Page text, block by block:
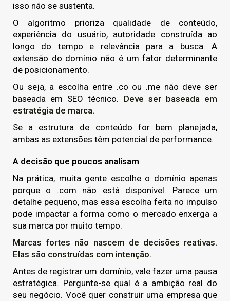
isso não se sustenta.
O algoritmo prioriza qualidade de conteúdo,
experiência do usuário, autoridade construída ao
longo do tempo e relevância para a busca. A
extensão do domínio não é um fator determinante
de posicionamento.
Ou seja, a escolha entre .co ou .me não deve ser
baseada em SEO técnico. Deve ser baseada em
estratégia de marca.
Se a estrutura de conteúdo for bem planejada,
ambas as extensões têm potencial de performance.
A decisão que poucos analisam
Na prática, muita gente escolhe o domínio apenas
porque o .com não está disponível. Parece um
detalhe pequeno, mas essa escolha feita no impulso
pode impactar a forma como o mercado enxerga a
sua marca por muito tempo.
Marcas fortes não nascem de decisões reativas.
Elas são construídas com intenção.
Antes de registrar um domínio, vale fazer uma pausa
estratégica. Pergunte-se qual é a ambição real do
seu negócio. Você quer construir uma empresa que